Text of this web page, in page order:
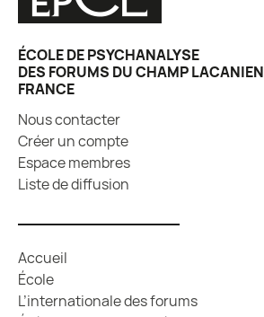
ÉCOLE DE PSYCHANALYSE
DES FORUMS DU CHAMP LACANIEN
FRANCE
Nous contacter
Créer un compte
Espace membres
Liste de diffusion
Accueil
École
L’internationale des forums